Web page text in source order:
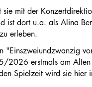
mit der
ist dort u.a. als Alina
erleben.
"Einszweiundzwanzig
2026 erstmals am Alten
Spielzeit wird sie hier